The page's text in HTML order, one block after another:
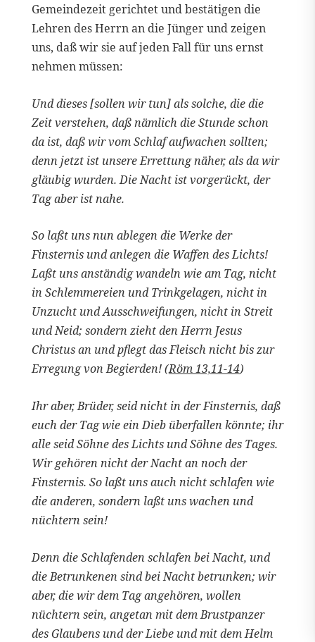
Gemeindezeit gerichtet und bestätigen die
Lehren des Herrn an die Jünger und zeigen
uns, daß wir sie auf jeden Fall für uns ernst
nehmen müssen:
Und dieses [sollen wir tun] als solche, die die
Zeit verstehen, daß nämlich die Stunde schon
da ist, daß wir vom Schlaf aufwachen sollten;
denn jetzt ist unsere Errettung näher, als da wir
gläubig wurden. Die Nacht ist vorgerückt, der
Tag aber ist nahe.
So laßt uns nun ablegen die Werke der
Finsternis und anlegen die Waffen des Lichts!
Laßt uns anständig wandeln wie am Tag, nicht
in Schlemmereien und Trinkgelagen, nicht in
Unzucht und Ausschweifungen, nicht in Streit
und Neid; sondern zieht den Herrn Jesus
Christus an und pflegt das Fleisch nicht bis zur
Erregung von Begierden! (Röm 13,11-14)
Ihr aber, Brüder, seid nicht in der Finsternis, daß
euch der Tag wie ein Dieb überfallen könnte; ihr
alle seid Söhne des Lichts und Söhne des Tages.
Wir gehören nicht der Nacht an noch der
Finsternis. So laßt uns auch nicht schlafen wie
die anderen, sondern laßt uns wachen und
nüchtern sein!
Denn die Schlafenden schlafen bei Nacht, und
die Betrunkenen sind bei Nacht betrunken; wir
aber, die wir dem Tag angehören, wollen
nüchtern sein, angetan mit dem Brustpanzer
des Glaubens und der Liebe und mit dem Helm